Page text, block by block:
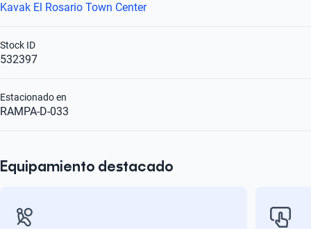
Kavak El Rosario Town Center
532397
Stock ID
RAMPA-D-033
Estacionado en
Equipamiento destacado